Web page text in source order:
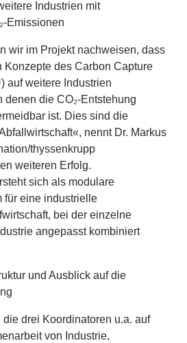
Industrien mit
wir im Projekt nachweisen, dass
Konzepte des Carbon Capture
) auf weitere Industrien
die CO₂‑Entstehung
ist. Dies sind die
nennt Dr. Markus
​thyssenkrupp
weiteren Erfolg.
sich als modulare
für eine industrielle
bei der einzelne
angepasst kombiniert
und Ausblick auf die
drei Koordinatoren u.a. auf
von Industrie,